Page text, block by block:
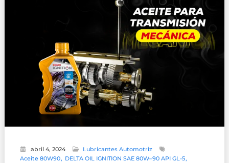
abril 4, 2024
Lubricantes Automotriz
Aceite 80W90
DELTA OIL IGNITION SAE 80W–90 API GL-5